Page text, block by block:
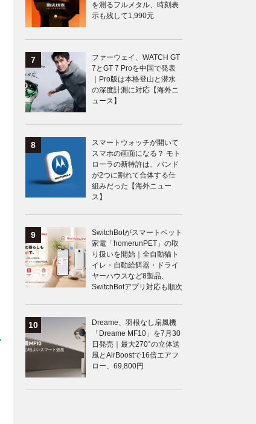
を測るフルメタル、時刻表
示も残して1,990元
ファーウェイ、WATCH GT
7とGT 7 Proを中国で発表
｜Pro版は本格登山と潜水
の深度計測に対応【海外ニ
ュース】
スマートウォッチが開いて
スマホの画面になる？ モト
ローラの新特許は、バンド
が2つに割れて合体する仕
組みだった【海外ニュー
ス】
SwitchBotがスマートペット
家電「homerunPET」の取
り扱いを開始｜全自動猫ト
イレ・自動給餌器・ドライ
ヤーハウスなど8製品、
SwitchBotアプリ対応も順次
Dreame、羽根なし扇風機
「Dreame MF10」を7月30
日発売｜最大270°の立体送
風とAirBoostで16倍エアフ
ロー、69,800円